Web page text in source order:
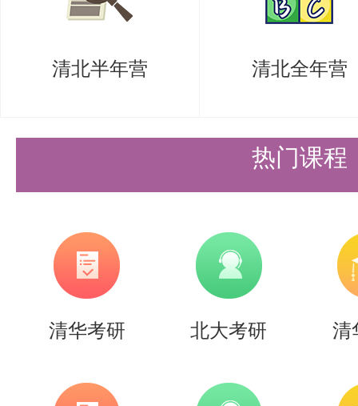
申请学术型研究生请发送材料至
专业型研究生（资源与环境专业
2.纸版材料提交（请申请人仔细
分），将材料按照（1）-（6）的
袋，档案袋上写明“申请地空25
士）-申请专业-姓名-本科学校-联
18日上午9点前使用EMS快递寄
清北半年营 清北全年营
热门课程
清华考研 北大考研 清